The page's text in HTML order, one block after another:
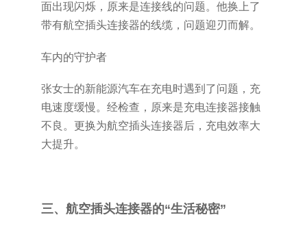
面出现闪烁，原来是连接线的问题。他换上了
带有航空插头连接器的线缆，问题迎刃而解。
车内的守护者
张女士的新能源汽车在充电时遇到了问题，充
电速度缓慢。经检查，原来是充电连接器接触
不良。更换为航空插头连接器后，充电效率大
大提升。
三、航空插头连接器的“生活秘密”